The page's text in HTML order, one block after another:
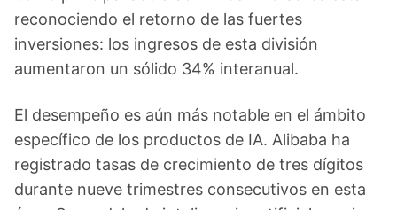
reconociendo el retorno de las fuertes
inversiones: los ingresos de esta división
aumentaron un sólido 34% interanual.
El desempeño es aún más notable en el ámbito
específico de los productos de IA. Alibaba ha
registrado tasas de crecimiento de tres dígitos
durante nueve trimestres consecutivos en esta